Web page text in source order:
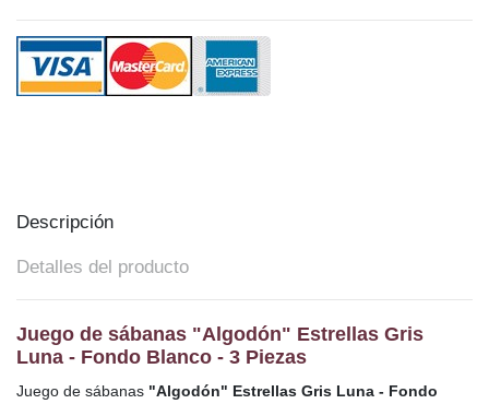
Descripción
Detalles del producto
Juego de sábanas "Algodón" Estrellas Gris
Luna - Fondo Blanco - 3 Piezas
Juego de sábanas "Algodón" Estrellas Gris Luna - Fondo